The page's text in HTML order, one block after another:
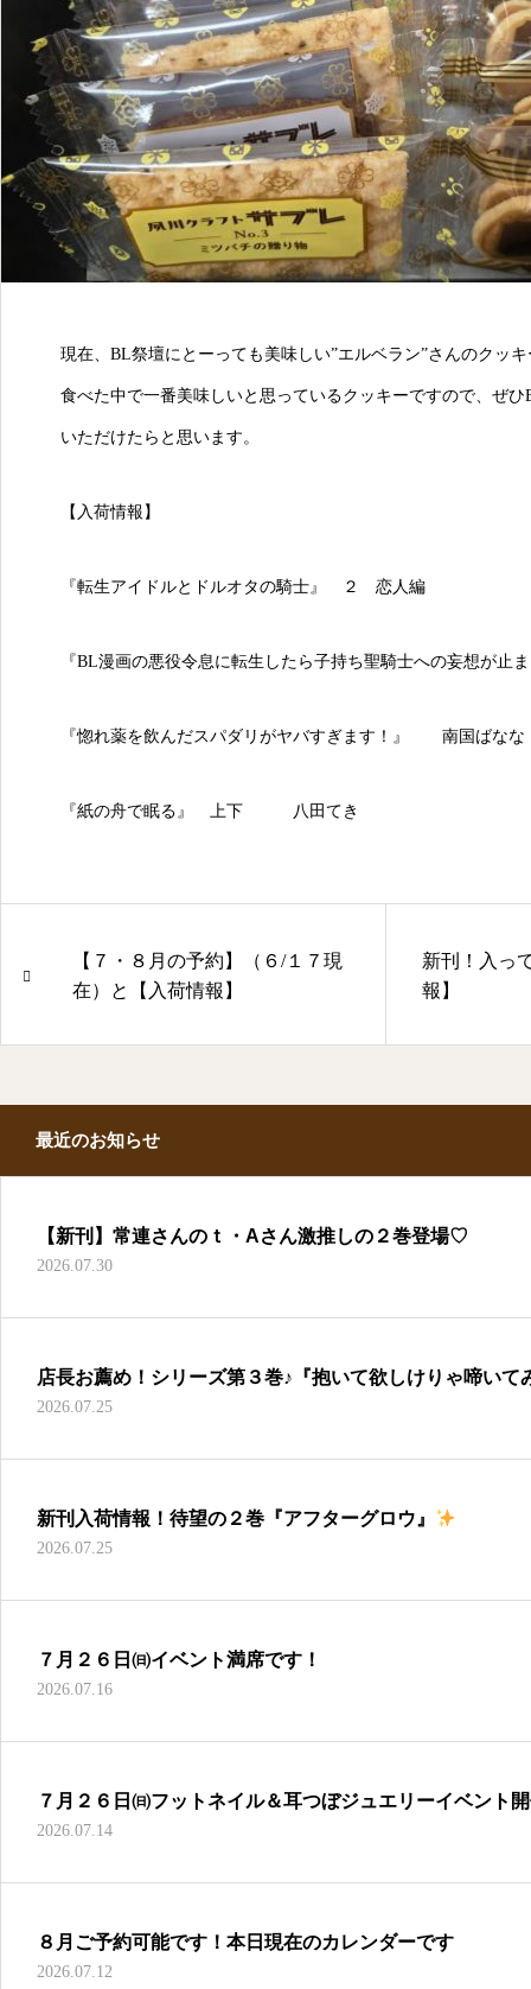
現在、BL祭壇にとーっても美味しい”エルベラン”さんのクッ
食べた中で一番美味しいと思っているクッキーですので、ぜ
いただけたらと思います。
【入荷情報】
『転生アイドルとドルオタの騎士』 ２ 恋人編
『BL漫画の悪役令息に転生したら子持ち聖騎士への妄想が
『惚れ薬を飲んだスパダリがヤバすぎます！』 南国ばなな
『紙の舟で眠る』 上下 八田てき
【７・８月の予約】（６/１７現
在）と【入荷情報】
新刊！入っ
報】
最近のお知らせ
【新刊】常連さんのｔ・Aさん激推しの２巻登場♡
2026.07.30
店長お薦め！シリーズ第３巻♪『抱いて欲しけりゃ啼いて
2026.07.25
新刊入荷情報！待望の２巻『アフターグロウ』
2026.07.25
７月２６日㈰イベント満席です！
2026.07.16
７月２６日㈰フットネイル＆耳つぼジュエリーイベント
2026.07.14
８月ご予約可能です！本日現在のカレンダーです
2026.07.12